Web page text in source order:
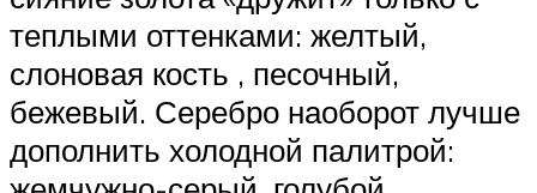
теплыми оттенками: желтый,
слоновая кость , песочный,
бежевый. Серебро наоборот лучше
дополнить холодной палитрой: